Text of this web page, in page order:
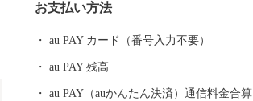
お支払い方法
au PAY カード（番号入力不要）
au PAY 残高
au PAY（auかんたん決済）通信料金合算